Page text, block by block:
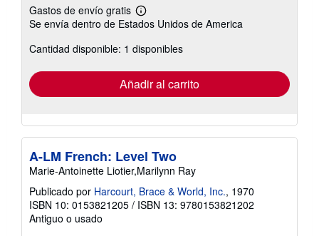
Gastos de envío gratis
Más
información
las
tarifas
envío
Se envía dentro de Estados Unidos de America
Cantidad disponible: 1 disponibles
Añadir al carrito
A-LM French: Level Two
Marie-Antoinette Liotier,Marilynn Ray
Publicado por Harcourt, Brace & World, Inc., 1970
ISBN 10: 0153821205 / ISBN 13: 9780153821202
Antiguo o usado